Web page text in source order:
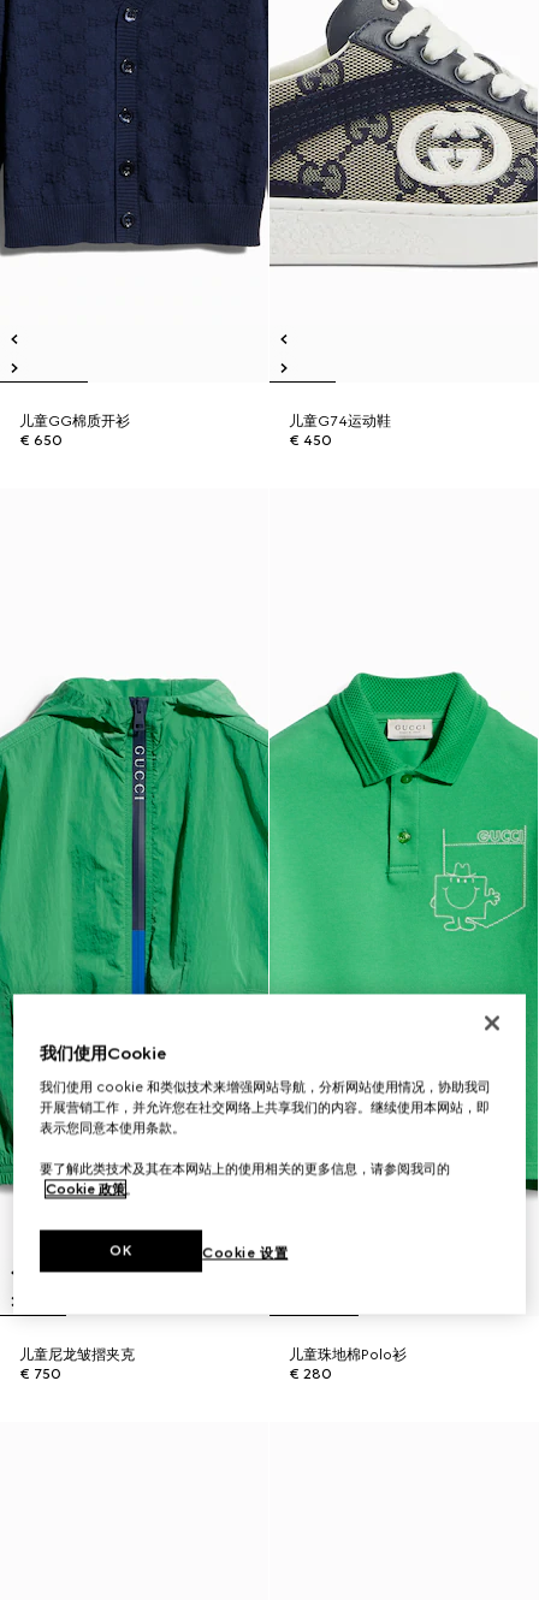
儿童GG棉质开衫
€ 650
儿童G74运动鞋
€ 450
儿童尼龙皱摺夹克
€ 750
儿童珠地棉Polo衫
€ 280
我们使用Cookie
我们使用 cookie 和类似技术来增强网站导航，分析网站使用情况，协助我司
开展营销工作，并允许您在社交网络上共享我们的内容。继续使用本网站，即
表示您同意本使用条款。
要了解此类技术及其在本网站上的使用相关的更多信息，请参阅我司的
Cookie 政策。
Cookie 设置
OK